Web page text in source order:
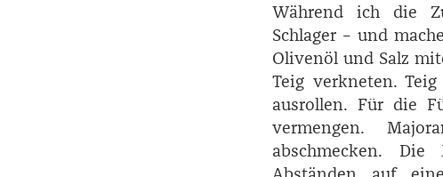
Während ich die
Schlager – und
Olivenöl und Salz
Teig verkneten.
ausrollen. Für die
vermengen.
abschmecken.